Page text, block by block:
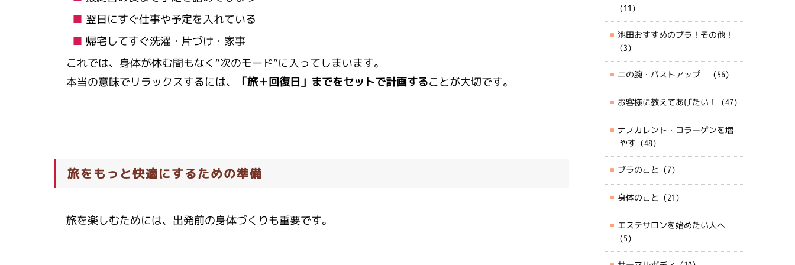
翌日にすぐ仕事や予定を入れている
帰宅してすぐ洗濯・片づけ・家事
これでは、身体が休む間もなく“次のモード”に入ってしまいます。
本当の意味でリラックスするには、
「旅＋回復日」までをセットで計画することが大切です。
旅をもっと快適にするための準備
旅を楽しむためには、出発前の身体づくりも重要です。
(11)
池田おすすめのブラ！その他！
(3)
二の腕・バストアップ (56)
お客様に教えてあげたい！ (47)
ナノカレント・コラーゲンを増
やす (48)
ブラのこと (7)
身体のこと (21)
エステサロンを始めたい人へ
(5)